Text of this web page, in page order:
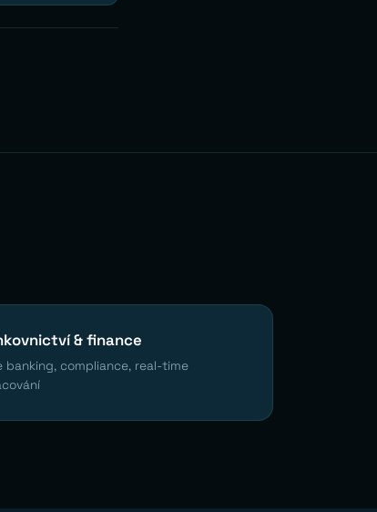
& finance
banking, compliance, real-time